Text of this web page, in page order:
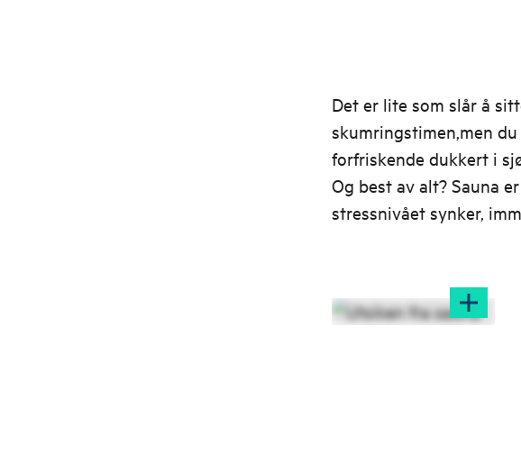
Det er lite som slår å
skumringstimen,men
forfriskende dukkert i
Og best av alt? Sauna
stressnivået synker,